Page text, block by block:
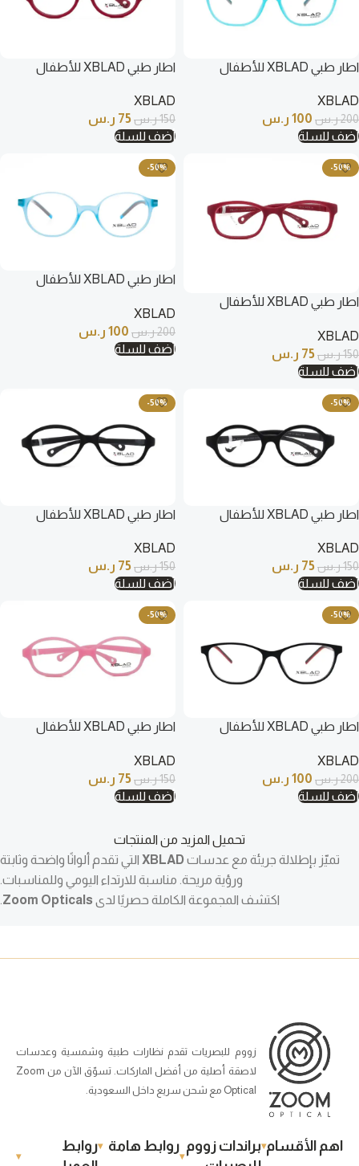
اطار طبي XBLAD للأطفال
XBLAD
200ر.س 100 ر.س
أضف للسلة
اطار طبي XBLAD للأطفال
XBLAD
150ر.س75 ر.س
أضف للسلة
-50%
اطار طبي XBLAD للأطفال
XBLAD
150ر.س75 ر.س
أضف للسلة
-50%
اطار طبي XBLAD للأطفال
XBLAD
200ر.س 100 ر.س
أضف للسلة
-50%
اطار طبي XBLAD للأطفال
XBLAD
150ر.س75 ر.س
أضف للسلة
-50%
اطار طبي XBLAD للأطفال
XBLAD
150ر.س75 ر.س
أضف للسلة
-50%
اطار طبي XBLAD للأطفال
C1
XBLAD
200ر.س 100 ر.س
أضف للسلة
-50%
اطار طبي XBLAD للأطفال
XBLAD
150ر.س75 ر.س
أضف للسلة
تحميل المزيد من المنتجات
تميّز بإطلالة جريئة مع عدسات XBLAD التي تقدم ألوانًا واضحة وثابتة
ورؤية مريحة. مناسبة للارتداء اليومي وللمناسبات.
اكتشف المجموعة الكاملة حصريًا لدى Zoom Opticals
زووم للبصريات تقدم نظارات طبية وشمسية وعدسات
لاصقة أصلية من أفضل الماركات. تسوّق الآن من Zoom
Optical مع شحن سريع داخل السعودية.
اهم الأقسام براندات زووم روابط هامة
روابط